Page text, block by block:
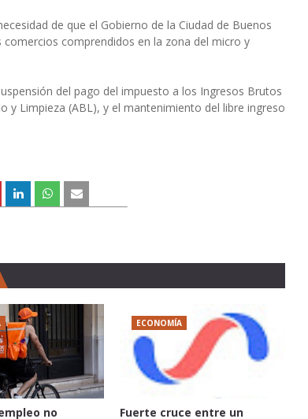
de que el Gobierno de la Ciudad de Buenos
comprendidos en la zona del micro y
del pago del impuesto a los Ingresos Brutos
y Limpieza (ABL), y el mantenimiento del libre ingreso
no
ECONOMÍA
Fuerte cruce entre un